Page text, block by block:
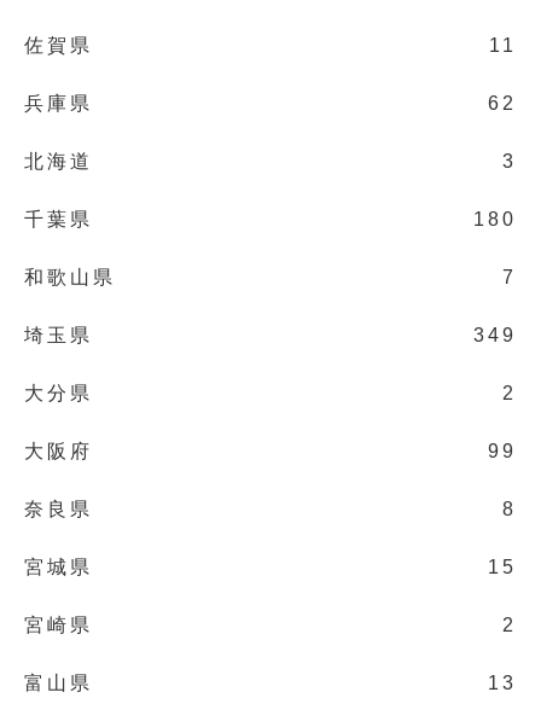
佐賀県 11
兵庫県 62
北海道 3
千葉県 180
和歌山県 7
埼玉県 349
大分県 2
大阪府 99
奈良県 8
宮城県 15
宮崎県 2
富山県 13